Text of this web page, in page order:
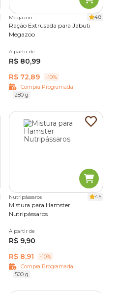
da-índia.
tudo o que o seu animal de
Megazoo 4.8
Ração Extrusada para Jabuti
Megazoo
A partir de
R$ 80,99
R$ 72,89
-10%
Compra Programada
280 g
Nutripássaros 4.5
Mistura para Hamster
Nutripássaros
A partir de
R$ 9,90
R$ 8,91
-10%
Compra Programada
500 g